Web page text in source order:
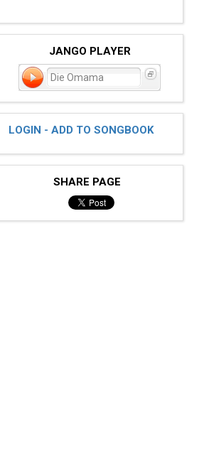
JANGO PLAYER
Die Omama
LOGIN - ADD TO SONGBOOK
SHARE PAGE